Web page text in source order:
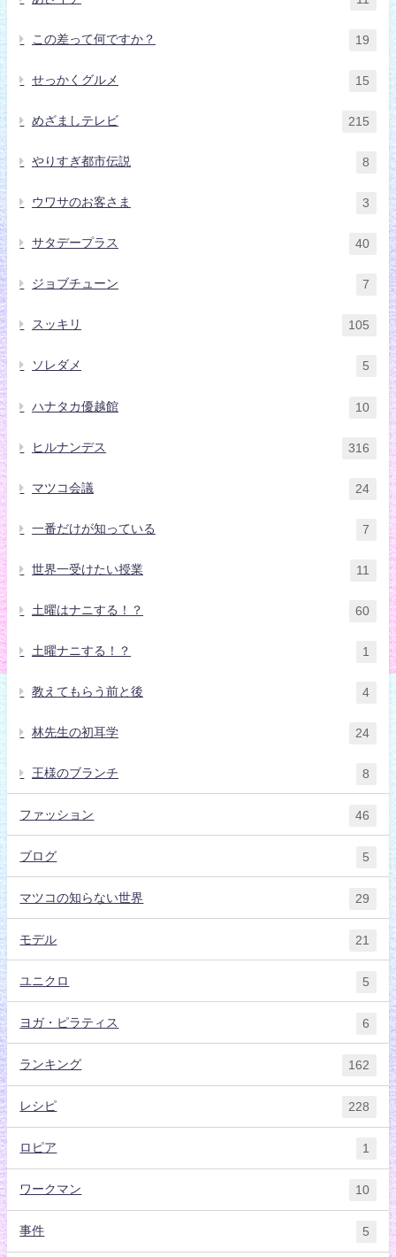
この差って何ですか？ 19
せっかくグルメ 15
めざましテレビ 215
やりすぎ都市伝説 8
ウワサのお客さま 3
サタデープラス 40
ジョブチューン 7
スッキリ 105
ソレダメ 5
ハナタカ優越館 10
ヒルナンデス 316
マツコ会議 24
一番だけが知っている 7
世界一受けたい授業 11
土曜はナニする！？ 60
土曜ナニする！？ 1
教えてもらう前と後 4
林先生の初耳学 24
王様のブランチ 8
ファッション 46
ブログ 5
マツコの知らない世界 29
モデル 21
ユニクロ 5
ヨガ・ピラティス 6
ランキング 162
レシピ 228
ロピア 1
ワークマン 10
事件 5